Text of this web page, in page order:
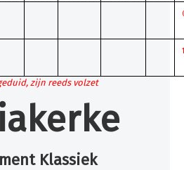
zijn reeds volzet
Klassiek